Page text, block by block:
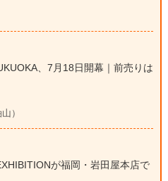
、7月18日開幕｜前売りは
）
が福岡・岩田屋本店で